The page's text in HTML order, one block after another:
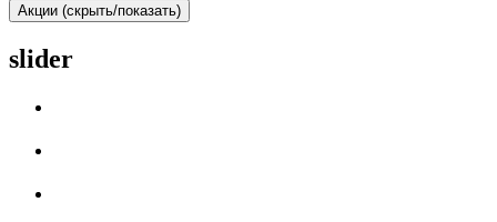
Акции (скрыть/показать)
slider